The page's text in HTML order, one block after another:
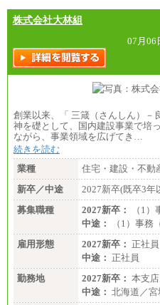
株式会社大林組
07月
創業以来、「 三箴（さんしん）－
神を礎として、国内建設事業で培
ながら、事業領域を広げてき…
続きを読む
業種
住宅・建設・不動
新卒／中途
2027新卒(既卒3年
募集職種
2027新卒：
（1
中途：
（1）事務
雇用形態
2027新卒： 正社員
中途： 正社員
勤務地
2027新卒： 本支
中途： 北海道／